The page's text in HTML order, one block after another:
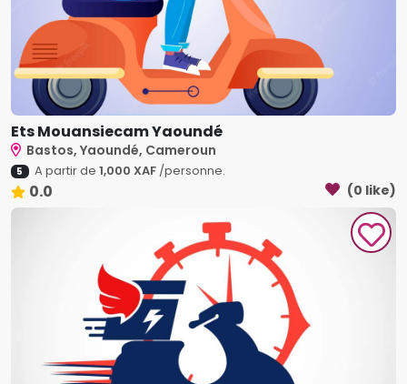
Ets Mouansiecam Yaoundé
Bastos, Yaoundé, Cameroun
5 A partir de 1,000 XAF/personne.
0.0 (0 like)